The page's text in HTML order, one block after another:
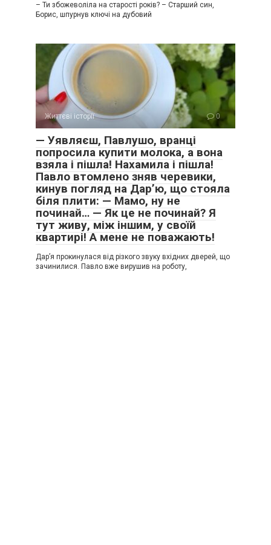
– Ти збожеволіла на старості років? – Старший син,
Борис, шпурнув ключі на дубовий
Життєві історії 0
— Уявляєш, Павлушо, вранці
попросила купити молока, а вона
взяла і пішла! Нахамила і пішла!
Павло втомлено зняв черевики,
кинув погляд на Дар’ю, що стояла
біля плити: — Мамо, ну не
починай… — Як це не починай? Я
тут живу, між іншим, у своїй
квартирі! А мене не поважають!
Дар’я прокинулася від різкого звуку вхідних дверей, що
зачинилися. Павло вже вирушив на роботу,